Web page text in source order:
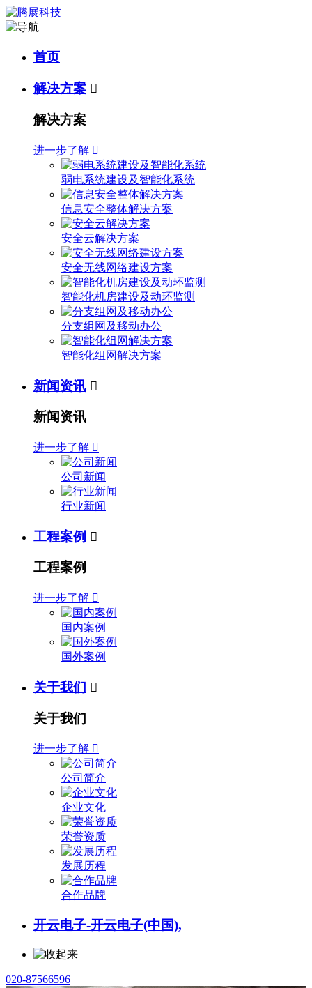
首页
解决方案 
解决方案
进一步了解 
弱电系统建设及智能化系统
信息安全整体解决方案
安全云解决方案
安全无线网络建设方案
智能化机房建设及动环监测
分支组网及移动办公
智能化组网解决方案
新闻资讯 
新闻资讯
进一步了解 
公司新闻
行业新闻
工程案例 
工程案例
进一步了解 
国内案例
国外案例
关于我们 
关于我们
进一步了解 
公司简介
企业文化
荣誉资质
发展历程
合作品牌
开云电子-开云电子(中国),
020-87566596